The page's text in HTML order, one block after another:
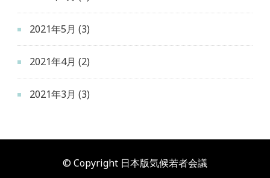
2021年5月 (3)
2021年4月 (2)
2021年3月 (3)
© Copyright 日本版気候若者会議